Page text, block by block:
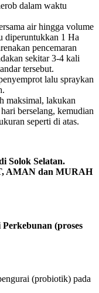
dalam waktu
air hingga volume
diperuntukkan 1 Ha
pencemaran
sekitar 3-4 kali
tersebut.
lalu spraykan
maksimal, lakukan
berselang, kemudian
seperti di atas.
Solok Selatan.
AMAN dan MURAH
(proses
(probiotik) pada